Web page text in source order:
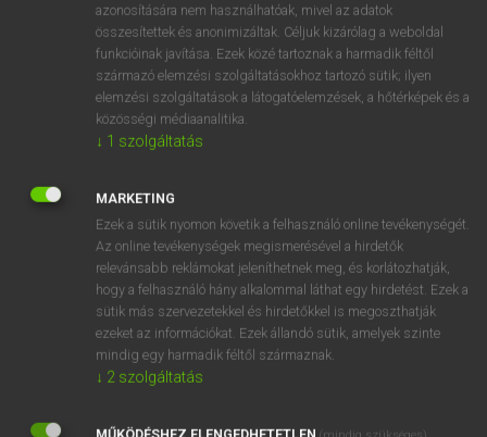
OOOOPS!
SZOTAR.NET APPLIKÁCIÓ
MICROSOFT OFFICE BŐVÍTMÉNY
BEÉPÜLŐ SZÓTÁRMODUL
ONLINE NYELVVIZSGA
azonosítására nem használhatóak, mivel az adatok
összesítettek és anonimizáltak. Céljuk kizárólag a weboldal
funkcióinak javítása. Ezek közé tartoznak a harmadik féltől
származó elemzési szolgáltatásokhoz tartozó sütik; ilyen
elemzési szolgáltatások a látogatóelemzések, a hőtérképek és a
közösségi médiaanalitika.
↓ 1 szolgáltatás
MARKETING
Ezek a sütik nyomon követik a felhasználó online tevékenységét.
Az online tevékenységek megismerésével a hirdetők
relevánsabb reklámokat jeleníthetnek meg, és korlátozhatják,
hogy a felhasználó hány alkalommal láthat egy hirdetést. Ezek a
sütik más szervezetekkel és hirdetőkkel is megoszthatják
ezeket az információkat. Ezek állandó sütik, amelyek szinte
mindig egy harmadik féltől származnak.
↓ 2 szolgáltatás